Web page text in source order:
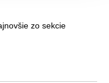
zo sekcie